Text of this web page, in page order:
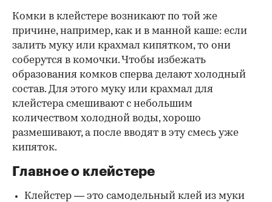
Комки в клейстере возникают по той же
причине, например, как и в манной каше: если
залить муку или крахмал кипятком, то они
соберутся в комочки. Чтобы избежать
образования комков сперва делают холодный
состав. Для этого муку или крахмал для
клейстера смешивают с небольшим
количеством холодной воды, хорошо
размешивают, а после вводят в эту смесь уже
кипяток.
Главное о клейстере
Клейстер — это самодельный клей из муки